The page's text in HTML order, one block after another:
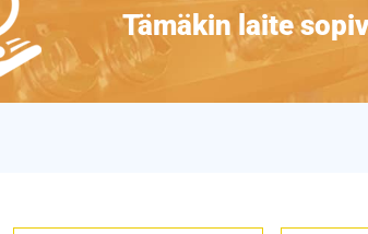
Tämäkin laite